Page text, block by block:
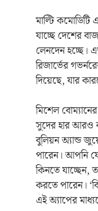
মাল্টি কমোডিটি
যাচ্ছে দেশের
লেনদেন হচ্ছে।
রিজার্ভের
দিয়েছে, যার
মিশেল
সুদের হার আরও
বুলিয়ন অ্যান্ড
পারেন। আপনি
কিনতে যাচ্ছেন,
করতে পারেন।
এই অ্যাপের